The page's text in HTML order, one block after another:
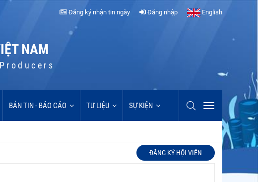
Đăng ký nhận tin ngày Đăng nhập English
NAM
BẢN TIN - BÁO CÁO TƯ LIỆU SỰ KIỆN
ĐĂNG KÝ HỘI VIÊN